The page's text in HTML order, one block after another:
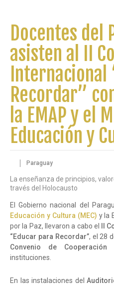
Docentes del
asisten al II
Internacional
Recordar”
la EMAP y el
Educación y
Paraguay
La enseñanza de principios,
través del Holocausto
El Gobierno nacional del
Educación y Cultura (MEC) y la
por la Paz, llevaron a cabo el
II
“Educar para Recordar”, el 28
Convenio de
instituciones.
En las instalaciones del